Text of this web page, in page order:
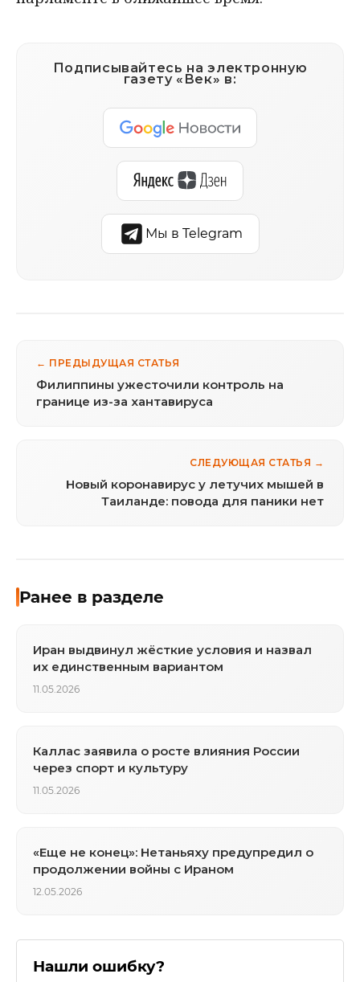
Подписывайтесь на электронную
газету «Век» в:
Мы в Telegram
← ПРЕДЫДУЩАЯ СТАТЬЯ
Филиппины ужесточили контроль на
границе из-за хантавируса
СЛЕДУЮЩАЯ СТАТЬЯ →
Новый коронавирус у летучих мышей в
Таиланде: повода для паники нет
Ранее в разделе
Иран выдвинул жёсткие условия и назвал
их единственным вариантом
11.05.2026
Каллас заявила о росте влияния России
через спорт и культуру
11.05.2026
«Еще не конец»: Нетаньяху предупредил о
продолжении войны с Ираном
12.05.2026
Нашли ошибку?